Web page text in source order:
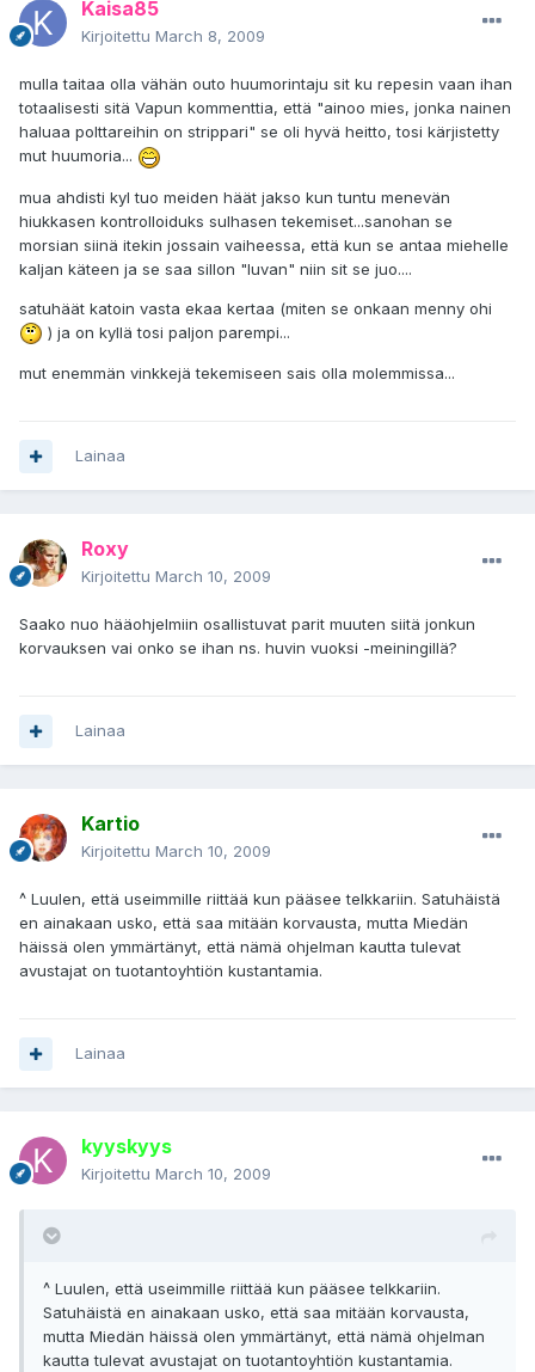
Kaisa85
Kirjoitettu March 8, 2009
mulla taitaa olla vähän outo huumorintaju sit ku repesin vaan ihan
totaalisesti sitä Vapun kommenttia, että "ainoo mies, jonka nainen
haluaa polttareihin on strippari" se oli hyvä heitto, tosi kärjistetty
mut huumoria...
mua ahdisti kyl tuo meiden häät jakso kun tuntu menevän
hiukkasen kontrolloiduks sulhasen tekemiset...sanohan se
morsian siinä itekin jossain vaiheessa, että kun se antaa miehelle
kaljan käteen ja se saa sillon "luvan" niin sit se juo....
satuhäät katoin vasta ekaa kertaa (miten se onkaan menny ohi
) ja on kyllä tosi paljon parempi...
mut enemmän vinkkejä tekemiseen sais olla molemmissa...
Lainaa
Roxy
Kirjoitettu March 10, 2009
Saako nuo hääohjelmiin osallistuvat parit muuten siitä jonkun
korvauksen vai onko se ihan ns. huvin vuoksi -meiningillä?
Lainaa
Kartio
Kirjoitettu March 10, 2009
^ Luulen, että useimmille riittää kun pääsee telkkariin. Satuhäistä
en ainakaan usko, että saa mitään korvausta, mutta Miedän
häissä olen ymmärtänyt, että nämä ohjelman kautta tulevat
avustajat on tuotantoyhtiön kustantamia.
Lainaa
kyyskyys
Kirjoitettu March 10, 2009
^ Luulen, että useimmille riittää kun pääsee telkkariin.
Satuhäistä en ainakaan usko, että saa mitään korvausta,
mutta Miedän häissä olen ymmärtänyt, että nämä ohjelman
kautta tulevat avustajat on tuotantoyhtiön kustantamia.